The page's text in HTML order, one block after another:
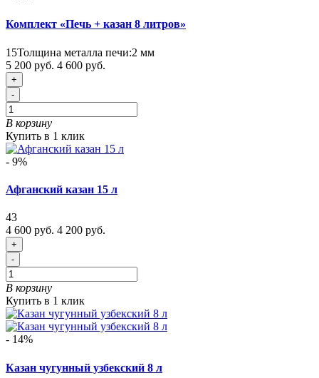
Комплект «Печь + казан 8 литров»
15Толщина металла печи:2 мм
5 200 руб. 4 600 руб.
+
-
В корзину
Купить в 1 клик
- 9%
Афганский казан 15 л
43
4 600 руб. 4 200 руб.
+
-
В корзину
Купить в 1 клик
- 14%
Казан чугунный узбекский 8 л